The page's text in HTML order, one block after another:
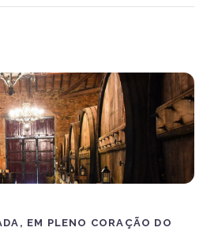
EM PLENO CORAÇÃO DO